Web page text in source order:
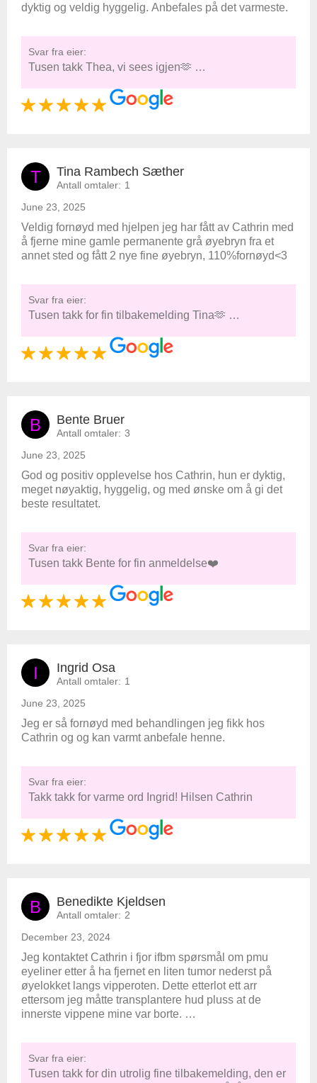
dyktig og veldig hyggelig. Anbefales på det varmeste.
Svar fra eier:
Tusen takk Thea, vi sees igjen🫶 …
T Tina Rambech Sæther
Antall omtaler: 1
June 23, 2025
Veldig fornøyd med hjelpen jeg har fått av Cathrin med
å fjerne mine gamle permanente grå øyebryn fra et
annet sted og fått 2 nye fine øyebryn, 110%fornøyd<3
Svar fra eier:
Tusen takk for fin tilbakemelding Tina🫶 …
B Bente Bruer
Antall omtaler: 3
June 23, 2025
God og positiv opplevelse hos Cathrin, hun er dyktig,
meget nøyaktig, hyggelig, og med ønske om å gi det
beste resultatet.
Svar fra eier:
Tusen takk Bente for fin anmeldelse❤️
I Ingrid Osa
Antall omtaler: 1
June 23, 2025
Jeg er så fornøyd med behandlingen jeg fikk hos
Cathrin og og kan varmt anbefale henne.
Svar fra eier:
Takk takk for varme ord Ingrid! Hilsen Cathrin
B Benedikte Kjeldsen
Antall omtaler: 2
December 23, 2024
Jeg kontaktet Cathrin i fjor ifbm spørsmål om pmu
eyeliner etter å ha fjernet en liten tumor nederst på
øyelokket langs vipperoten. Dette etterlot ett arr
ettersom jeg måtte transplantere hud pluss at de
innerste vippene mine var borte. …
Svar fra eier:
Tusen takk for din utrolig fine tilbakemelding, den er